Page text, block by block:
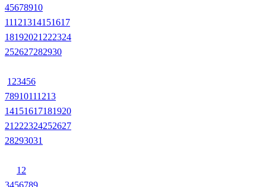
45678910
11121314151617
18192021 222324
252627282930
1 23456
78910111213
14151617181920
21 222324252627
28293031
1 2
3456789